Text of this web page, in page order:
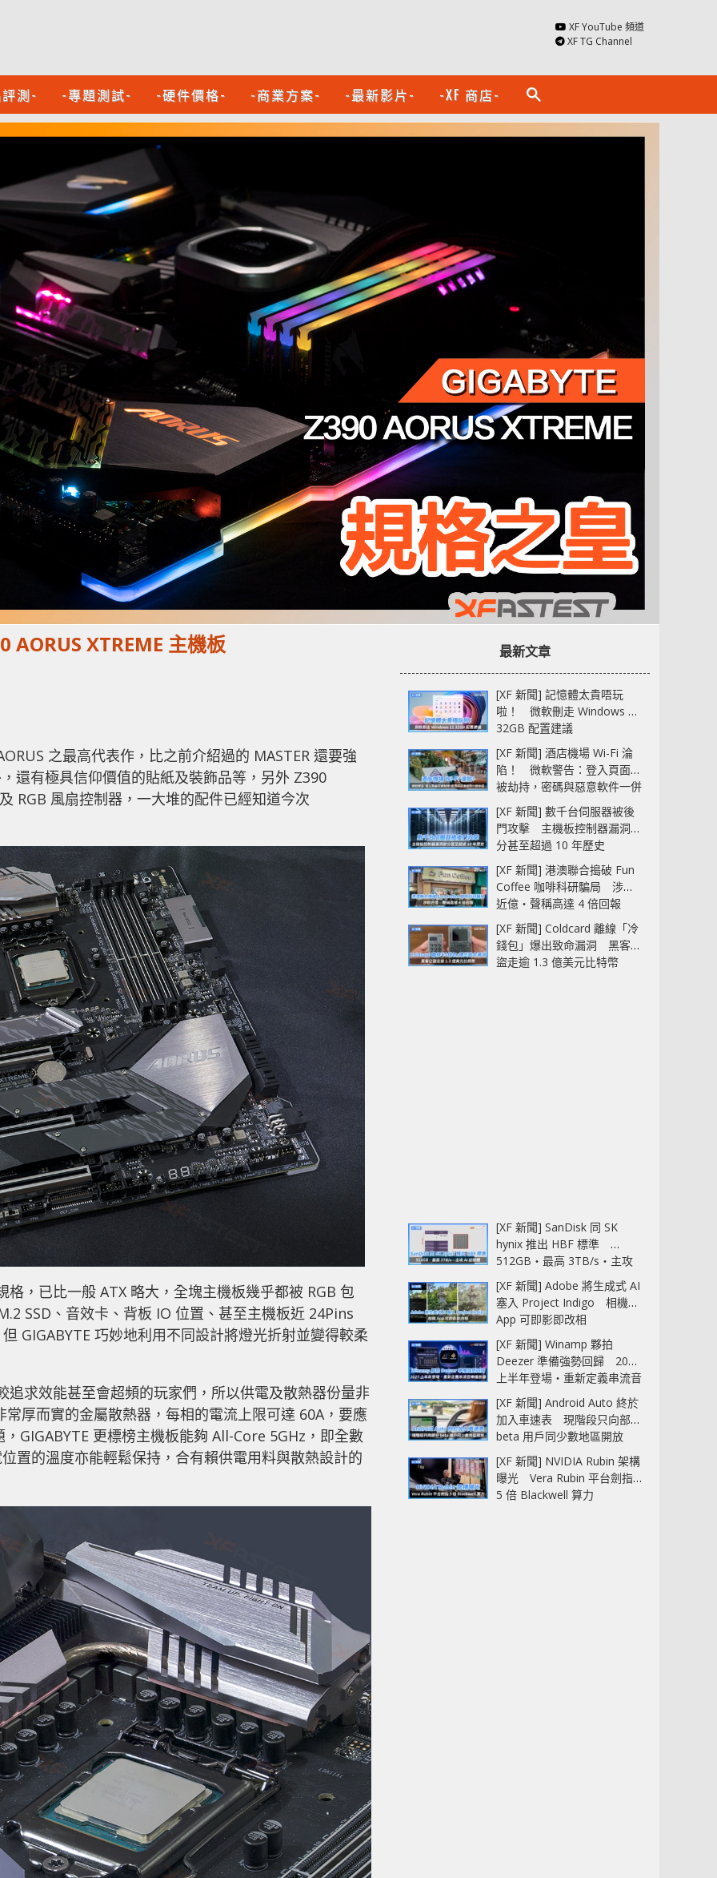
XF YouTube 頻道
XF TG Channel
測- -專題測試- -硬件價格- -商業方案- -最新影片- -XF 商店- search
AORUS XTREME 主機板
之最高代表作，比之前介紹過的 MASTER 還要強
還有極具信仰價值的貼紙及裝飾品等，另外 Z390
RGB 風扇控制器，一大堆的配件已經知道今次
格，已比一般 ATX 略大，全塊主機板幾乎都被 RGB 包
SSD、音效卡、背板 IO 位置、甚至主機板近 24Pins
GIGABYTE 巧妙地利用不同設計將燈光折射並變得較柔
追求效能甚至會超頻的玩家們，所以供電及散熱器份量非
厚而實的金屬散熱器，每相的電流上限可達 60A，要應
GIGABYTE 更標榜主機板能夠 All-Core 5GHz，即全數
置的溫度亦能輕鬆保持，合有賴供電用料與散熱設計的
最新文章
[XF 新聞] 記憶體太貴唔玩
啦！ 微軟刪走 Windows 11
32GB 配置建議
[XF 新聞] 酒店機場 Wi-Fi 淪
陷！ 微軟警告：登入頁面可
被劫持，密碼與惡意軟件一併
中招
[XF 新聞] 數千台伺服器被後
門攻擊 主機板控制器漏洞部
分甚至超過 10 年歷史
[XF 新聞] 港澳聯合搗破 Fun
Coffee 咖啡科研騙局 涉款
近億‧聲稱高達 4 倍回報
[XF 新聞] Coldcard 離線「冷
錢包」爆出致命漏洞 黑客已
盜走逾 1.3 億美元比特幣
[XF 新聞] SanDisk 同 SK
hynix 推出 HBF 標準
512GB‧最高 3TB/s‧主攻
AI 記憶體
[XF 新聞] Adobe 將生成式 AI
塞入 Project Indigo 相機
App 可即影即改相
[XF 新聞] Winamp 夥拍
Deezer 準備強勢回歸 2027
上半年登場‧重新定義串流音
樂播放器
[XF 新聞] Android Auto 終於
加入車速表 現階段只向部分
beta 用戶同少數地區開放
[XF 新聞] NVIDIA Rubin 架構
曝光 Vera Rubin 平台劍指
5 倍 Blackwell 算力